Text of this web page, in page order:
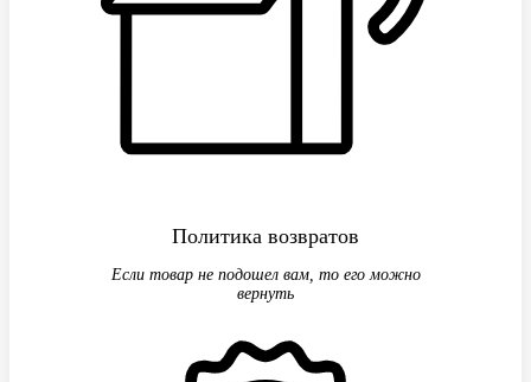
Политика возвратов
Если товар не подошел вам, то его можно
вернуть